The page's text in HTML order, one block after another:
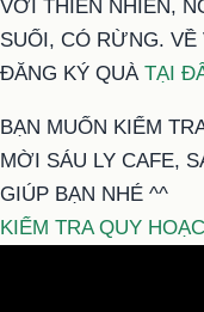
VỚI THIÊN NHIÊN,
SUỐI, CÓ RỪNG.
ĐĂNG KÝ QUÀ TẠI
BẠN MUỐN KIỂM
MỜI SÁU LY CAFE,
GIÚP BẠN NHÉ ^^
KIỂM TRA QUY